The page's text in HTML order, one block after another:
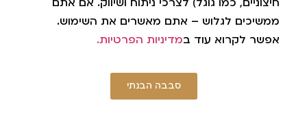
ממשיכים לגלוש – אתם מאשרים את השימוש.
אפשר לקרוא עוד במדיניות הפרטיות.
סבבה הבנתי